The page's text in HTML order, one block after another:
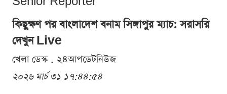
কিছুক্ষণ পর বাংলাদেশ বনাম সিঙ্গাপুর ম্যাচ: সরাসরি
দেখুন Live
খেলা ডেস্ক . ২৪আপডেটনিউজ
২০২৬ মার্চ ৩১ ১৭:৪৪:৫৪